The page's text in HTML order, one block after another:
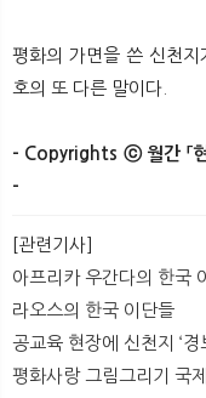
평화의 가면을 쓴 신천
호의 또 다른 말이다.
- Copyrights ⓒ 월간 「현
-
[관련기사]
아프리카 우간다의 한국
라오스의 한국 이단들
공교육 현장에 신천지 ‘경
평화사랑 그림그리기 국